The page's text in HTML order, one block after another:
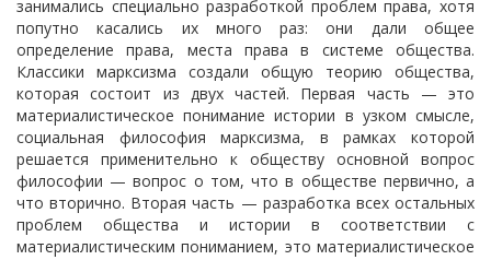
занимались специально разработкой проблем права, хотя
попутно касались их много раз: они дали общее
определение права, места права в системе общества.
Классики марксизма создали общую теорию общества,
которая состоит из двух частей. Первая часть — это
материалистическое понимание истории в узком смысле,
социальная философия марксизма, в рамках которой
решается применительно к обществу основной вопрос
философии — вопрос о том, что в обществе первично, а
что вторично. Вторая часть — разработка всех остальных
проблем общества и истории в соответствии с
материалистическим пониманием, это материалистическое